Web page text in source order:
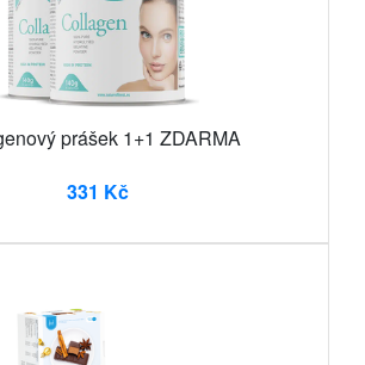
prášek 1+1 ZDARMA
331 Kč